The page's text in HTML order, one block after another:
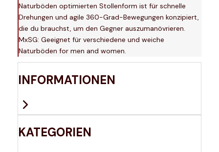
Naturböden optimierten Stollenform ist für schnelle
Drehungen und agile 360-Grad-Bewegungen konzipiert,
die du brauchst, um den Gegner auszumanövrieren.
MxSG: Geeignet für verschiedene und weiche
Naturböden for men and women.
INFORMATIONEN
KATEGORIEN